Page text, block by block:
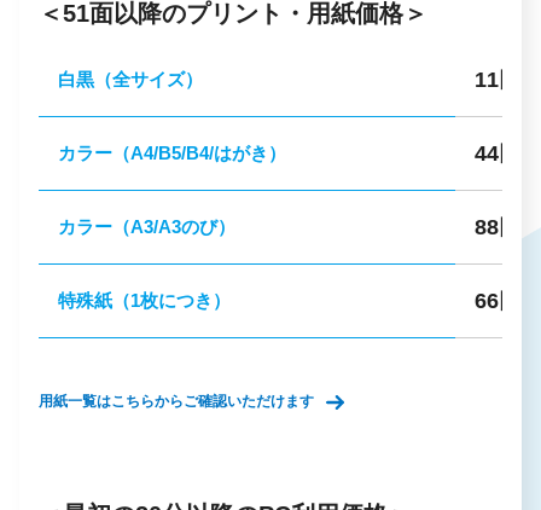
＜51面以降のプリント・用紙価格 ＞
白黒（全サイズ） 11円
カラー（A4/B5/B4/はがき） 44円
カラー（A3/A3のび） 88円
特殊紙（1枚につき） 66円
用紙一覧はこちらからご確認いただけます